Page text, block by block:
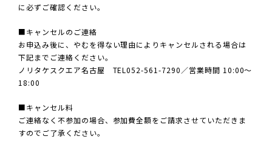
に必ずご確認ください。
■キャンセルのご連絡
お申込み後に、やむを得ない理由によりキャンセルされる場合は
下記までご連絡ください。
ノリタケスクエア名古屋 TEL052-561-7290／営業時間 10:00～
18:00
■キャンセル料
ご連絡なく不参加の場合、参加費全額をご請求させていただきま
すのでご了承ください。